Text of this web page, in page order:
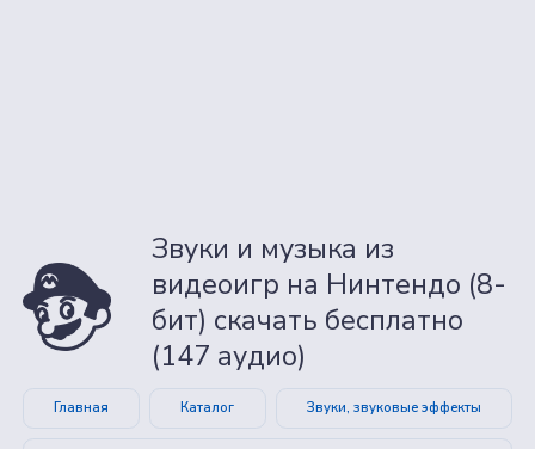
Звуки и музыка из
видеоигр на Нинтендо (8-
бит) скачать бесплатно
(147 аудио)
Главная Каталог Звуки, звуковые эффекты